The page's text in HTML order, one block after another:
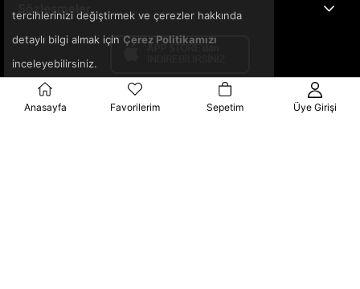
Sözleşmeler
tercihlerinizi değiştirmek ve çerezler hakkında
detaylı bilgi almak için Çerez Politikamızı
inceleyebilirsiniz.
Anasayfa Favorilerim Sepetim Üye Girişi